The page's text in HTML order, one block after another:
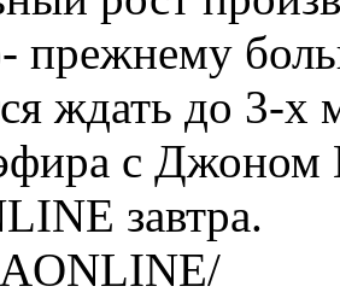
прежнему
ждать до 3-х
с Джоном
завтра.